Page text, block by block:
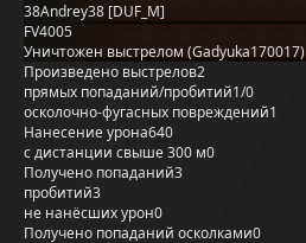
38Andrey38 [DUF_M]
FV4005
Уничтожен выстрелом (Gadyuka170017)
Произведено выстрелов2
прямых попаданий/пробитий1/0
осколочно-фугасных повреждений1
Нанесение урона640
с дистанции свыше 300 м0
Получено попаданий3
пробитий3
не нанёсших урон0
Получено попаданий осколками0